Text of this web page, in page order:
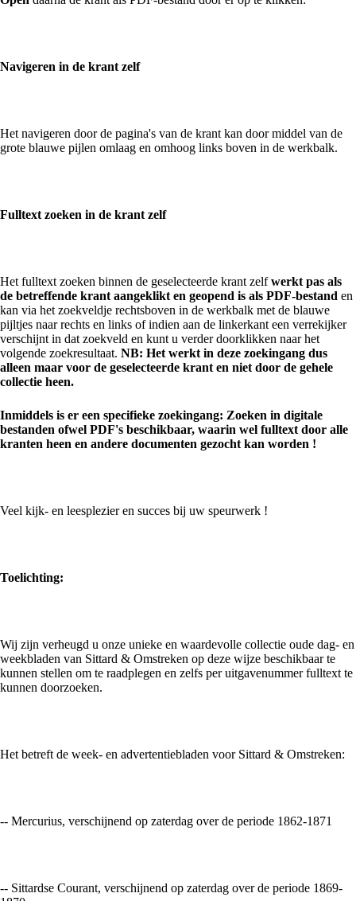
Navigeren in de krant zelf
Het navigeren door de pagina's van de krant kan door middel van de
grote blauwe pijlen omlaag en omhoog links boven in de werkbalk.
Fulltext zoeken in de krant zelf
Het fulltext zoeken binnen de geselecteerde krant zelfwerkt pas als
de betreffende krant aangeklikt en geopend is als PDF-bestand en
kan via het zoekveldje rechtsboven in de werkbalk met de blauwe
pijltjes naar rechts en links of indien aan de linkerkant een verrekijker
verschijnt in dat zoekveld en kunt u verder doorklikken naar het
volgende zoekresultaat. NB: Het werkt in deze zoekingang dus
alleen maar voor de geselecteerde krant en niet door de gehele
collectie heen.
Inmiddels is er een specifieke zoekingang: Zoeken in digitale
bestanden ofwel PDF's beschikbaar, waarin wel fulltext door alle
kranten heen en andere documenten gezocht kan worden !
Veel kijk- en leesplezier en succes bij uw speurwerk !
Toelichting:
Wij zijn verheugd u onze unieke en waardevolle collectie oude dag- en
weekbladen van Sittard & Omstreken op deze wijze beschikbaar te
kunnen stellen om te raadplegen en zelfs per uitgavenummer fulltext te
kunnen doorzoeken.
Het betreft de week- en advertentiebladen voor Sittard & Omstreken:
-- Mercurius, verschijnend op zaterdag over de periode 1862-1871
-- Sittardse Courant, verschijnend op zaterdag over de periode 1869-